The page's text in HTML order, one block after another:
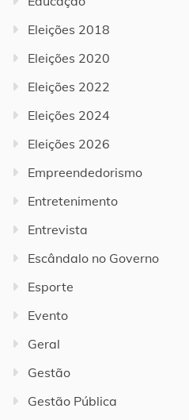
Eleições 2018
Eleições 2020
Eleições 2022
Eleições 2024
Eleições 2026
Empreendedorismo
Entretenimento
Entrevista
Escândalo no Governo
Esporte
Evento
Geral
Gestão
Gestão Pública